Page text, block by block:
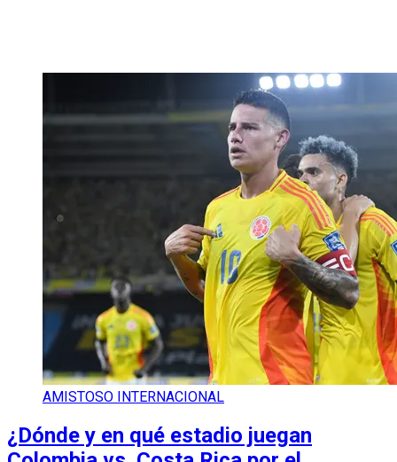
AMISTOSO INTERNACIONAL
¿Dónde y en qué estadio juegan